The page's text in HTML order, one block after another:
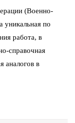
(Военно-
по
работа, в
справочная
аналогов в